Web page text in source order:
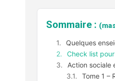
Sommaire :
Quelques
Check list
Action sociale
Tome 1 –